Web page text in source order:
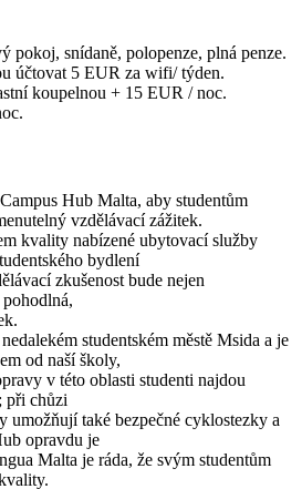
pokoj, snídaně, polopenze, plná penze.
účtovat 5 EUR za wifi/ týden.
koupelnou + 15 EUR / noc.
Hub Malta, aby studentům
vzdělávací zážitek.
kvality nabízené ubytovací služby
bydlení
zkušenost bude nejen
studentském městě Msida a je
od naší školy,
v této oblasti studenti najdou
při chůzi
umožňují také bezpečné cyklostezky a
opravdu je
Malta je ráda, že svým studentům